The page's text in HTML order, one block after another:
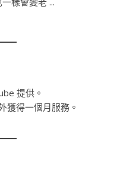
提供。
獲得一個月服務。